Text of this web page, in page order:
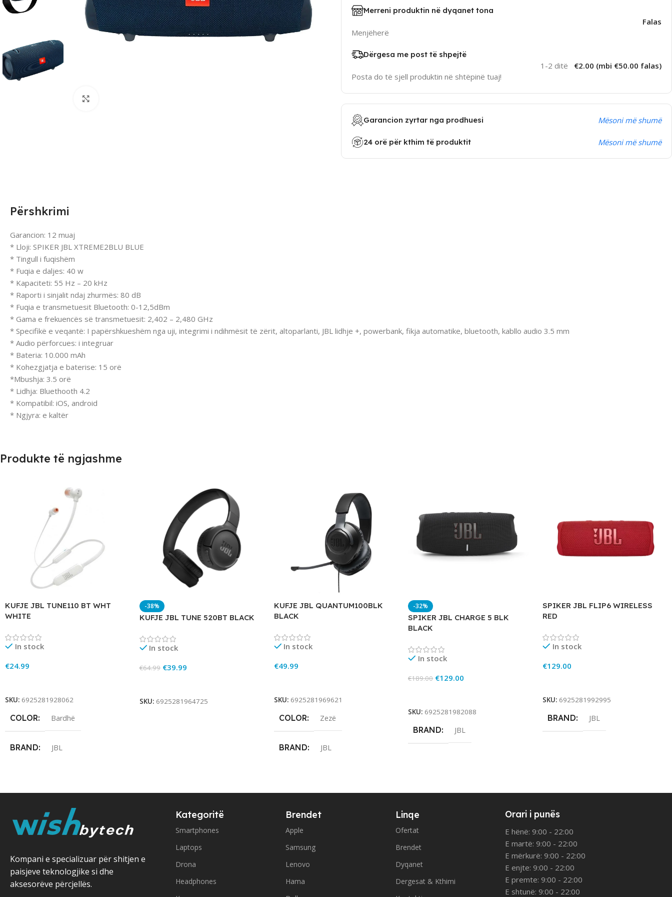
Merreni produktin në dyqanet tona
Menjëherë
Falas
Dërgesa me post të shpejtë
Posta do të sjell produktin në shtëpinë tuaj!
1-2 ditë €2.00 (mbi €50.00 falas)
Garancion zyrtar nga prodhuesi Mësoni më shumë
24 orë për kthim të produktit Mësoni më shumë
Përshkrimi
Garancion: 12 muaj
* Lloji: SPIKER JBL XTREME2BLU BLUE
* Tingull i fuqishëm
* Fuqia e daljes: 40 w
* Kapaciteti: 55 Hz – 20 kHz
* Raporti i sinjalit ndaj zhurmës: 80 dB
* Fuqia e transmetuesit Bluetooth: 0-12,5dBm
* Gama e frekuencës së transmetuesit: 2,402 – 2,480 GHz
* Specifikë e veqantë: I papërshkueshëm nga uji, integrimi i ndihmësit të zërit, altoparlanti, JBL lidhje +, powerbank, fikja automatike, bluetooth, kabllo audio 3.5 mm
* Audio përforcues: i integruar
* Bateria: 10.000 mAh
* Kohezgjatja e baterise: 15 orë
*Mbushja: 3.5 orë
* Lidhja: Bluethooth 4.2
* Kompatibil: iOS, android
* Ngjyra: e kaltër
Produkte të ngjashme
KUFJE JBL TUNE110 BT WHT
WHITE
In stock
€24.99
SKU: 6925281928062
COLOR Bardhë
BRAND JBL
-38%
KUFJE JBL TUNE 520BT BLACK
In stock
€64.99 €39.99
SKU: 6925281964725
KUFJE JBL QUANTUM100BLK
BLACK
In stock
€49.99
SKU: 6925281969621
COLOR Zezë
BRAND JBL
-32%
SPIKER JBL CHARGE 5 BLK
BLACK
In stock
€189.00 €129.00
SKU: 6925281982088
BRAND JBL
SPIKER JBL FLIP6 WIRELESS
RED
In stock
€129.00
SKU: 6925281992995
BRAND JBL
Kompani e specializuar për shitjen e
paisjeve teknologjike si dhe
aksesorëve përcjellës.
Kategoritë
Smartphones
Laptops
Drona
Headphones
Brendet
Apple
Samsung
Lenovo
Hama
Linqe
Ofertat
Brendet
Dyqanet
Dergesat & Kthimi
Orari i punës
E hënë: 9:00 - 22:00
E martë: 9:00 - 22:00
E mërkurë: 9:00 - 22:00
E enjte: 9:00 - 22:00
E premte: 9:00 - 22:00
E shtunë: 9:00 - 22:00